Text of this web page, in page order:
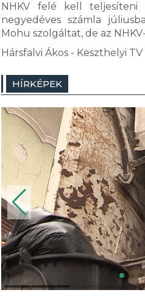
NHKV felé kell teljesíteni
negyedéves számla
Mohu szolgáltat, de az
Hársfalvi Ákos - Keszthelyi TV
HÍRKÉPEK